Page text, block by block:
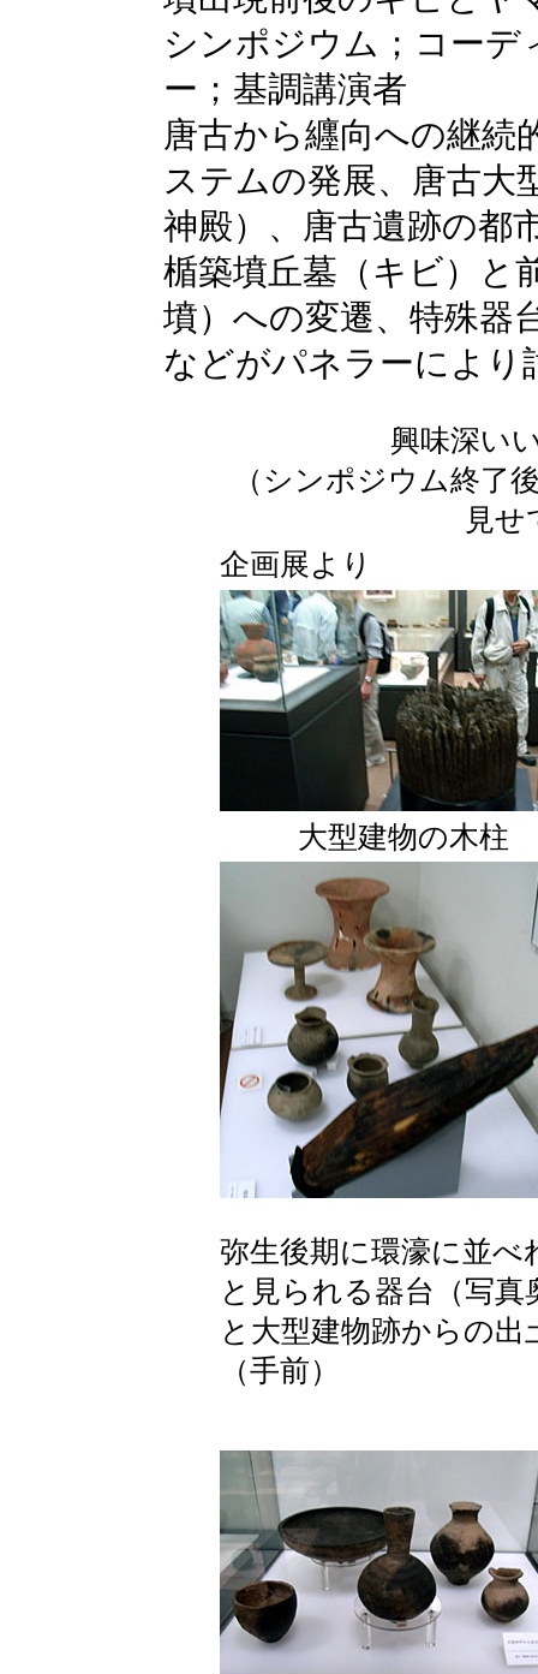
シンポジウム；コー
ー；基調講演者
唐古から纒向への継続
ステムの発展、唐古大
神殿）、唐古遺跡の都
楯築墳丘墓（キビ）と
墳）への変遷、特殊器
などがパネラーにより
興味深い
（シンポジウム終了
見せ
企画展より
大型建物の木柱
弥生後期に環濠に並べ
と見られる器台（写真
と大型建物跡からの出
（手前）